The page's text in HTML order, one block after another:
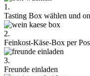
1.
Tasting Box wählen und
2.
Feinkost-Käse-Box per
3.
Freunde einladen